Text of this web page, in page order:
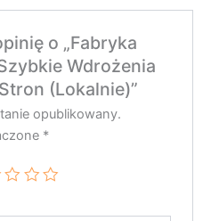
o „Fabryka
Wdrożenia
(Lokalnie)”
opublikowany.
*